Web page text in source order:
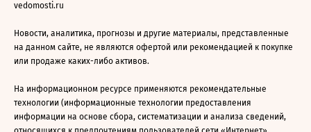
vedomosti.ru
Новости, аналитика, прогнозы и другие материалы, представленные
на данном сайте, не являются офертой или рекомендацией к покупке
или продаже каких-либо активов.
На информационном ресурсе применяются рекомендательные
технологии (информационные технологии предоставления
информации на основе сбора, систематизации и анализа сведений,